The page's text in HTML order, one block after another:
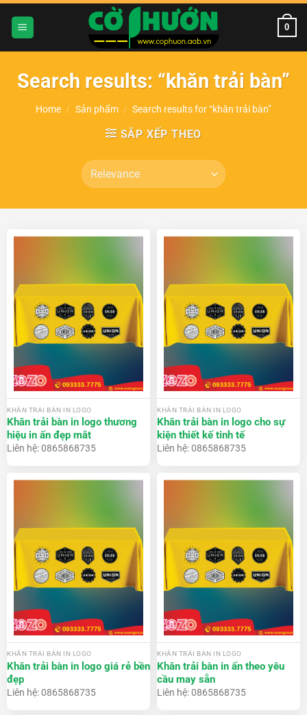
Chuyển
nội
0
Search results: “khăn trải bàn”
Home / Sản phẩm / Search results for “khăn trải bàn”
SẮP XẾP THEO
KHĂN TRẢI BÀN IN LOGO
Khăn trải bàn in logo thương
hiệu in ấn đẹp mắt
Liên hệ: 0865868735
KHĂN TRẢI BÀN IN LOGO
Khăn trải bàn in logo cho sự
kiện thiết kế tinh tế
Liên hệ: 0865868735
KHĂN TRẢI BÀN IN LOGO
Khăn trải bàn in logo giá rẻ bền
đẹp
Liên hệ: 0865868735
KHĂN TRẢI BÀN IN LOGO
Khăn trải bàn in ấn theo yêu
cầu may sẵn
Liên hệ: 0865868735